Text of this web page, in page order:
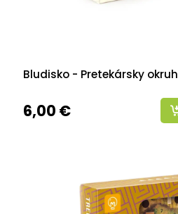
Bludisko - Pretekársky okruh
6,00 €